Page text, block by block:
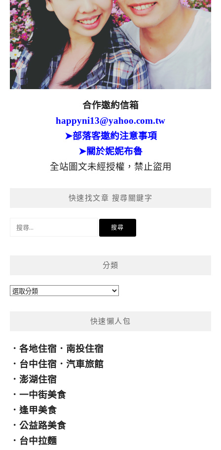
合作邀約信箱
happyni13@yahoo.com.tw
➤部落客邀約注意事項
➤關於妮妮布魯
全站圖文未經授權，禁止盜用
快速找文章 搜尋關鍵字
分類
分
快速懶人包
． 各地住宿 ． 南投住宿
． 台中住宿 ． 汽車旅館
． 澎湖住宿
． 一中街美食
． 逢甲美食
． 公益路美食
． 台中拉麵